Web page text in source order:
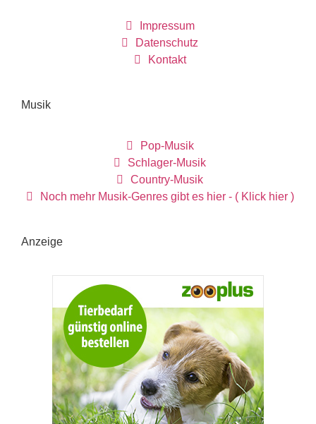
Impressum
Datenschutz
Kontakt
Musik
Pop-Musik
Schlager-Musik
Country-Musik
Noch mehr Musik-Genres gibt es hier - ( Klick hier )
Anzeige